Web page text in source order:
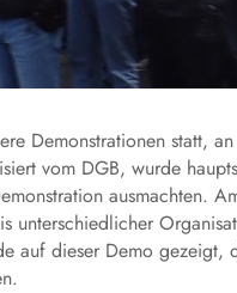
Demonstrationen statt,
vom DGB, wurde
ausmachten.
unterschiedlicher
auf dieser Demo gezeigt,